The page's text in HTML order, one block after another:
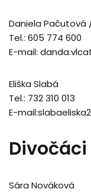
Daniela Pačutová
Tel.: 605 774 600
E-mail:
Eliška Slabá
Tel.: 732 310 013
E-
Divočáci
Sára Nováková